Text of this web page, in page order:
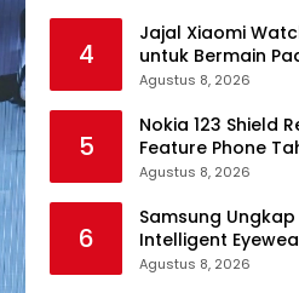
4
Jajal Xiaomi
untuk Bermain
Kemampuannya
Agustus 8, 2026
5
Nokia 123 Shield
Feature Phone
Debu
Agustus 8, 2026
6
Samsung Ungkap
Intelligent
Bisa Diakses
Agustus 8, 2026